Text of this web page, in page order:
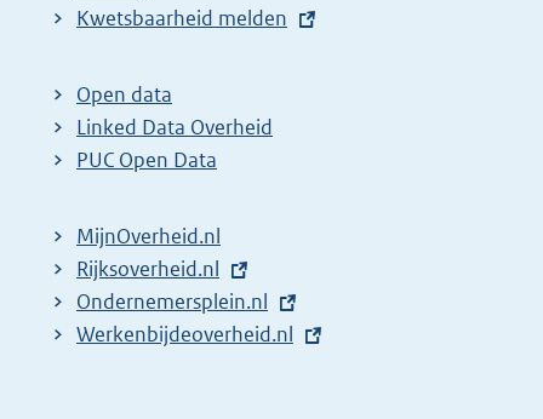
E
t
e
r
l
i
n
k
Kwetsbaarheid melden
Open data
Linked Data Overheid
PUC Open Data
MijnOverheid.nl
E
x
t
Rijksoverheid.nl
E
x
Ondernemersplein.nl
E
Werkenbijdeoverheid.nl